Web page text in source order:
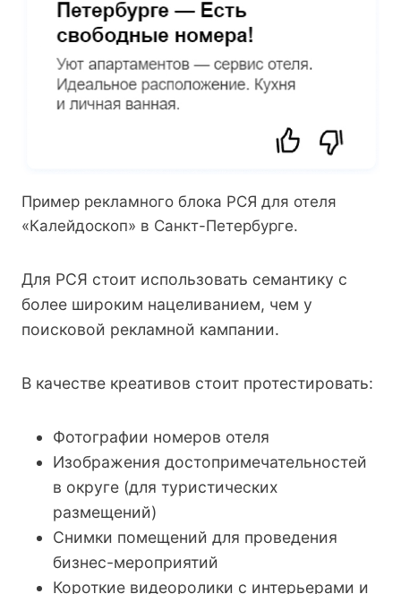
Пример рекламного блока РСЯ для отеля
«Калейдоскоп» в Санкт-Петербурге.
Для РСЯ стоит использовать семантику с
более широким нацеливанием, чем у
поисковой рекламной кампании.
В качестве креативов стоит протестировать:
Фотографии номеров отеля
Изображения достопримечательностей
в округе (для туристических
размещений)
Снимки помещений для проведения
бизнес-мероприятий
Короткие видеоролики с интерьерами и